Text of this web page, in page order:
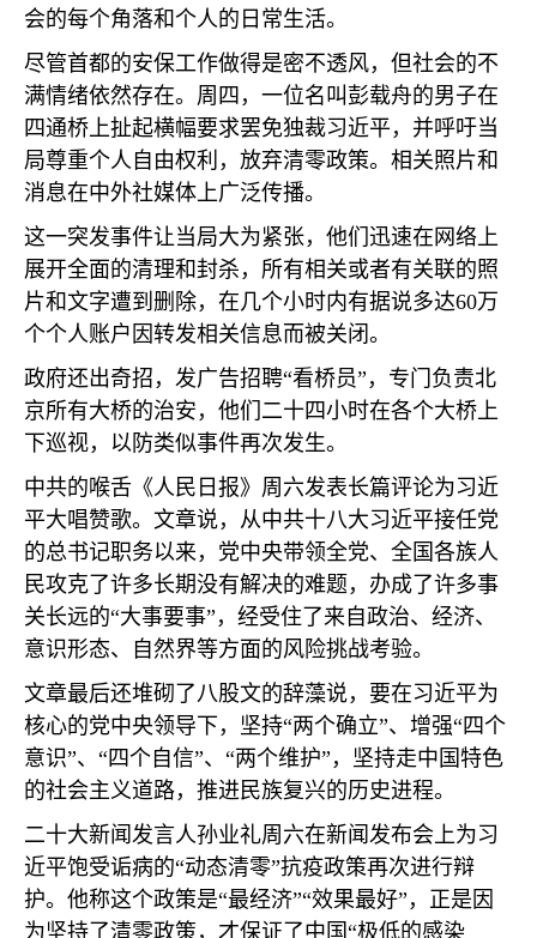
会的每个角落和个人的日常生活。
尽管首都的安保工作做得是密不透风，但社会的不
满情绪依然存在。周四，一位名叫彭载舟的男子在
四通桥上扯起横幅要求罢免独裁习近平，并呼吁当
局尊重个人自由权利，放弃清零政策。相关照片和
消息在中外社媒体上广泛传播。
这一突发事件让当局大为紧张，他们迅速在网络上
展开全面的清理和封杀，所有相关或者有关联的照
片和文字遭到删除，在几个小时内有据说多达60万
个个人账户因转发相关信息而被关闭。
政府还出奇招，发广告招聘“看桥员”，专门负责北
京所有大桥的治安，他们二十四小时在各个大桥上
下巡视，以防类似事件再次发生。
中共的喉舌《人民日报》周六发表长篇评论为习近
平大唱赞歌。文章说，从中共十八大习近平接任党
的总书记职务以来，党中央带领全党、全国各族人
民攻克了许多长期没有解决的难题，办成了许多事
关长远的“大事要事”，经受住了来自政治、经济、
意识形态、自然界等方面的风险挑战考验。
文章最后还堆砌了八股文的辞藻说，要在习近平为
核心的党中央领导下，坚持“两个确立”、增强“四个
意识”、“四个自信”、“两个维护”，坚持走中国特色
的社会主义道路，推进民族复兴的历史进程。
二十大新闻发言人孙业礼周六在新闻发布会上为习
近平饱受诟病的“动态清零”抗疫政策再次进行辩
护。他称这个政策是“最经济”“效果最好”，正是因
为坚持了清零政策，才保证了中国“极低的感染